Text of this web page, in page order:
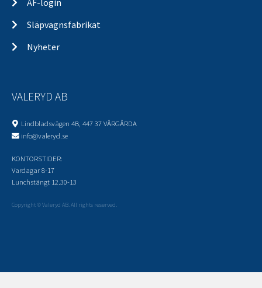
ÅF-login
Släpvagnsfabrikat
Nyheter
VALERYD AB
Lindbladsvägen 4B, 447 37 VÅRGÅRDA
info@valeryd.se
KONTORSTIDER:
Vardagar 8-17
Lunchstängt 12.30-13
Copyright © Valeryd AB. All rights reserved.